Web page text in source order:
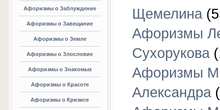
Афоризмы о Заблуждение
Афоризмы о Завещание
Афоризмы о Земле
Афоризмы о Злословие
Афоризмы о Знакомых
Афоризмы о Красоте
Афоризмы о Кризисе
Щемелина
Афоризмы
Сухорукова
Афоризмы
Александра